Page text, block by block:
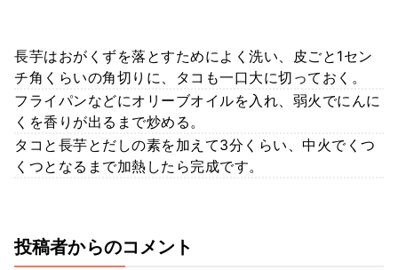
長芋はおがくずを落とすためによく洗い、皮ごと1セン
チ角くらいの角切りに、タコも一口大に切っておく。
フライパンなどにオリーブオイルを入れ、弱火でにんに
くを香りが出るまで炒める。
タコと長芋とだしの素を加えて3分くらい、中火でくつ
くつとなるまで加熱したら完成です。
投稿者からのコメント